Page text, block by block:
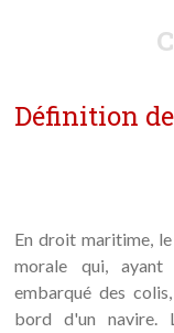
Définition de
En droit maritime,
morale qui,
embarqué des
bord d'un navire.